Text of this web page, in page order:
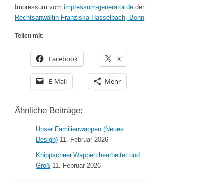
Impressum vom impressum-generator.de der
Rechtsanwältin Franziska Hasselbach, Bonn
Teilen mit:
Facebook X
E-Mail Mehr
Ähnliche Beiträge:
Unser Familienwappen (Neues
Design) 11. Februar 2026
Knippscheer.Wappen bearbeitet und
Groß 11. Februar 2026